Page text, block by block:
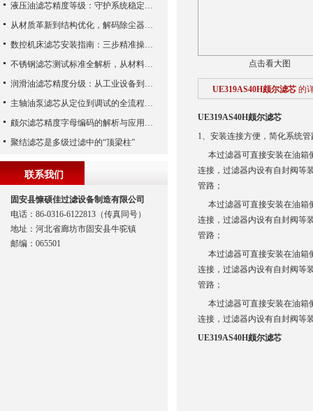
点击看大图
UE319AS40H颇尔滤芯 的
UE319AS40H颇尔滤芯
1、安装连接方便，简化系统管
本过滤器可直接安装在油箱
连接，过滤器内设有自封阀等
管路；
本过滤器可直接安装在油箱
连接，过滤器内设有自封阀等
管路；
本过滤器可直接安装在油箱
连接，过滤器内设有自封阀等
管路；
本过滤器可直接安装在油箱
连接，过滤器内设有自封阀等
UE319AS40H颇尔滤芯
液压油滤芯精度等级：守护系统稳定与寿命的“微米标尺”
从材质革新到结构优化，解码除尘器滤芯性能跃升的核心逻辑
数控机床滤芯安装指南：三步精准操作，杜绝设备“亚健康”
不锈钢滤芯测试标准全解析，从材料性能到应用场景的严苛验证
润滑油滤芯精度分级：从工业设备到精密系统的过滤密码
主轴油泵滤芯从定位到调试的全流程解析
颇尔滤芯精度字母编码的解析与应用指南
聚结滤芯是多级过滤中的“顶梁柱”
联系我们
固安县慷硕佳过滤设备制造有限公司
电话：86-0316-6122813（传真同号）
地址：河北省廊坊市固安县牛驼镇
邮编：065501